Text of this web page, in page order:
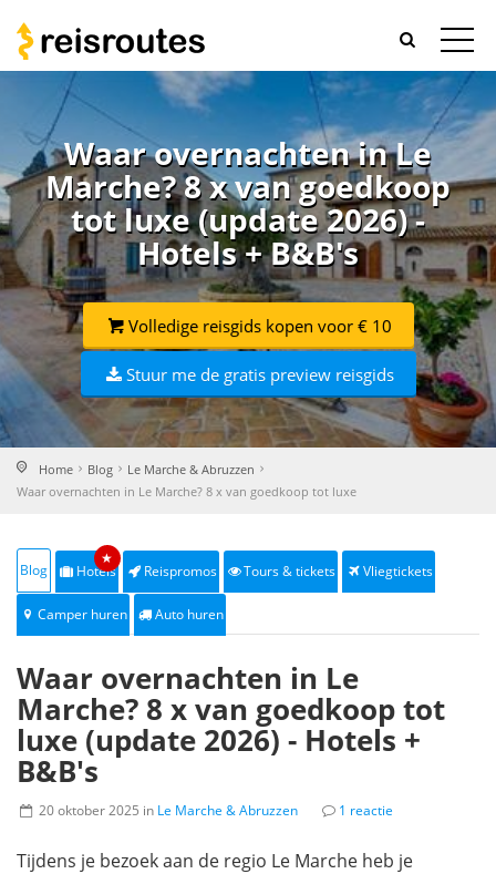
Waar overnachten in Le
Marche? 8 x van goedkoop
tot luxe (update 2026) -
Hotels + B&B's
Volledige reisgids kopen voor € 10
Stuur me de gratis preview reisgids
Home Blog
Le Marche & Abruzzen
Waar overnachten in Le Marche? 8 x van goedkoop tot luxe
Blog Hotels
★
Reispromos Tours & tickets Vliegtickets
Camper huren Auto huren
Waar overnachten in Le
Marche? 8 x van goedkoop tot
luxe (update 2026) - Hotels +
B&B's
20 oktober 2025 in Le Marche & Abruzzen 1 reactie
Tijdens je bezoek aan de regio Le Marche heb je